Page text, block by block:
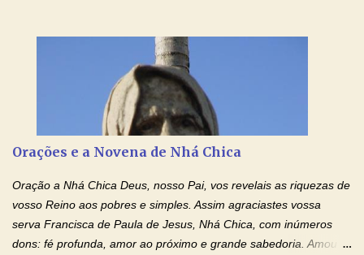
de Nossa Senhora. Adriana dos Anjos-Devoção e Fé Mensagem
do Padre Marcelo Rossi por E-mail e Facebook: Como foi
anunciado ontem, entramos em uma semana de homenagens
aos nossos pais. Hoje nossas orações serão focadas nos pais
que não se encontram bem de saúde, OS PAIS ENFERMOS!
pais. Vamos dedicar um dia para os pais mais idosos, pais que
estão doentes, pais que estão longe dos filhos, pais que já são
falecidos, pais que tem problemas com vícios, enfim, vamos orar
para todos os pais. Hoje vamos d...
Orações e a Novena de Nhá Chica
Oração a Nhá Chica Deus, nosso Pai, vos revelais as riquezas de
vosso Reino aos pobres e simples. Assim agraciastes vossa
serva Francisca de Paula de Jesus, Nhá Chica, com inúmeros
dons: fé profunda, amor ao próximo e grande sabedoria. Amou a